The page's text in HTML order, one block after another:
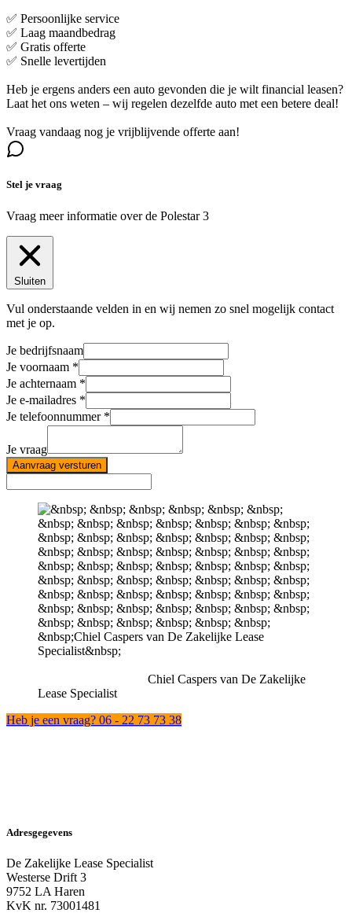
✅ Persoonlijke service
✅ Laag maandbedrag
✅ Gratis offerte
✅ Snelle levertijden
Heb je ergens anders een auto gevonden die je wilt financial leasen?
Laat het ons weten – wij regelen dezelfde auto met een betere deal!
Vraag vandaag nog je vrijblijvende offerte aan!
Stel je vraag
Vraag meer informatie over de Polestar 3
Sluiten
Vul onderstaande velden in en wij nemen zo snel mogelijk contact
met je op.
Je bedrijfsnaam
Je voornaam
Je achternaam
Je e-mailadres
Je telefoonnummer
Je vraag
Aanvraag versturen
Chiel Caspers van De Zakelijke
Lease Specialist
Heb je een vraag? 06 - 22 73 73 38
Adresgegevens
De Zakelijke Lease Specialist
Westerse Drift 3
9752 LA Haren
KvK nr. 73001481